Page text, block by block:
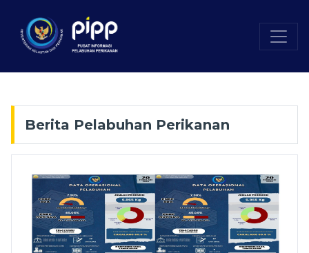
Berita Pelabuhan Perikanan